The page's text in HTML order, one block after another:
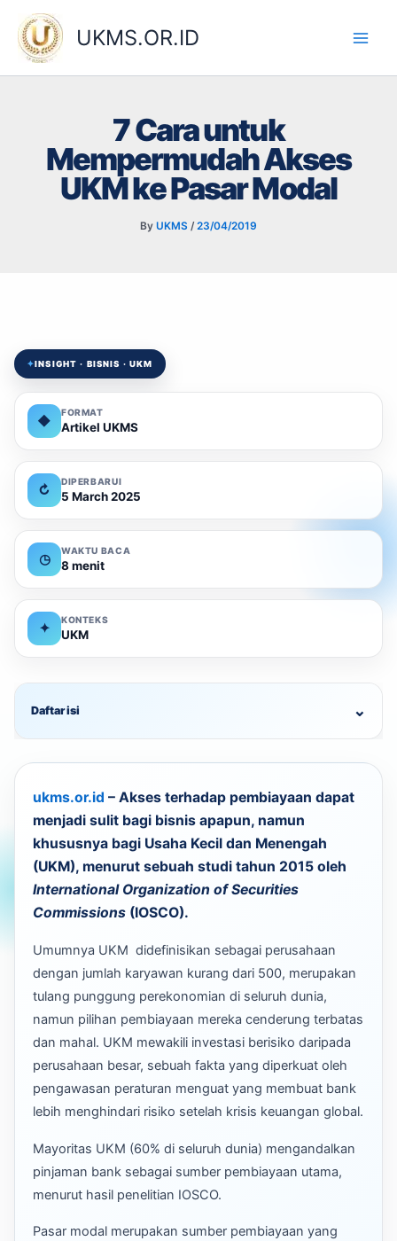
content
UKMS.OR.ID
7 Cara untuk
Mempermudah Akses
UKM ke Pasar Modal
By UKMS /23/04/2019
✦INSIGHT · BISNIS · UKM
◆
FORMAT
Artikel UKMS
↻
DIPERBARUI
5 March 2025
◷
WAKTU BACA
8 menit
✦
KONTEKS
UKM
Daftar isi ⌄
ukms.or.id – Akses terhadap pembiayaan dapat
menjadi sulit bagi bisnis apapun, namun
khususnya bagi Usaha Kecil dan Menengah
(UKM), menurut sebuah studi tahun 2015 oleh
International Organization of Securities
Commissions (IOSCO).
Umumnya UKM didefinisikan sebagai perusahaan
dengan jumlah karyawan kurang dari 500, merupakan
tulang punggung perekonomian di seluruh dunia,
namun pilihan pembiayaan mereka cenderung terbatas
dan mahal. UKM mewakili investasi berisiko daripada
perusahaan besar, sebuah fakta yang diperkuat oleh
pengawasan peraturan menguat yang membuat bank
lebih menghindari risiko setelah krisis keuangan global.
Mayoritas UKM (60% di seluruh dunia) mengandalkan
pinjaman bank sebagai sumber pembiayaan utama,
menurut hasil penelitian IOSCO.
Pasar modal merupakan sumber pembiayaan yang